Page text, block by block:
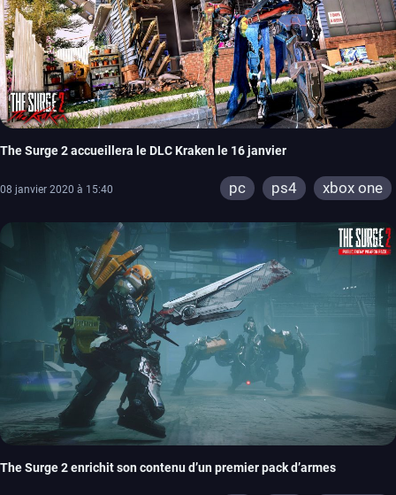
The Surge 2 accueillera le DLC Kraken le 16 janvier
08 janvier 2020 à 15:40 pc ps4 xbox one
The Surge 2 enrichit son contenu d’un premier pack d’armes